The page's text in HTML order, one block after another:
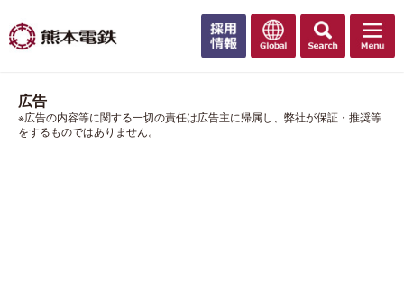
広告
※広告の内容等に関する一切の責任は広告主に帰属し、弊社が保証・推奨等
をするものではありません。